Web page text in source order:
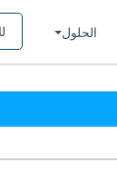
الحلول